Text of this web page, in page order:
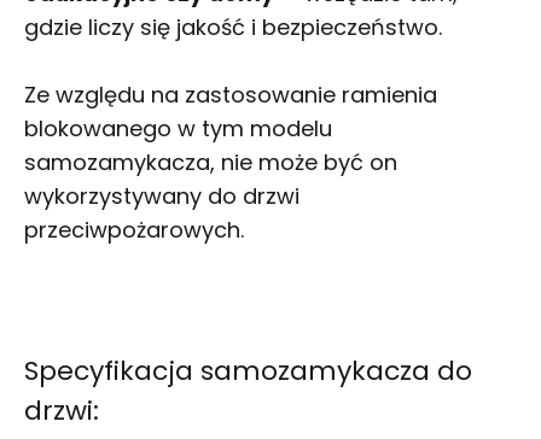
gdzie liczy się jakość i bezpieczeństwo.
Ze względu na zastosowanie ramienia
blokowanego w tym modelu
samozamykacza, nie może być on
wykorzystywany do drzwi
przeciwpożarowych.
Specyfikacja samozamykacza do
drzwi: